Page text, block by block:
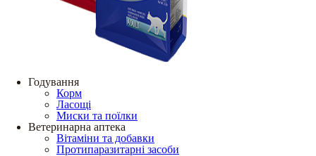
Годування
Корм
Ласощі
Миски та поїлки
Ветеринарна аптека
Вітаміни та добавки
Протипаразитарні засоби